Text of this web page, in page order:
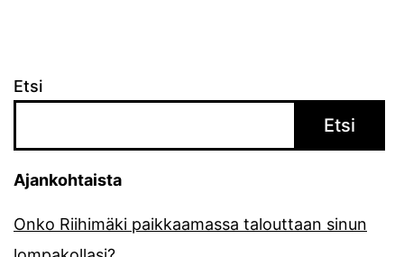
Etsi
Etsi
Ajankohtaista
Onko Riihimäki paikkaamassa talouttaan sinun